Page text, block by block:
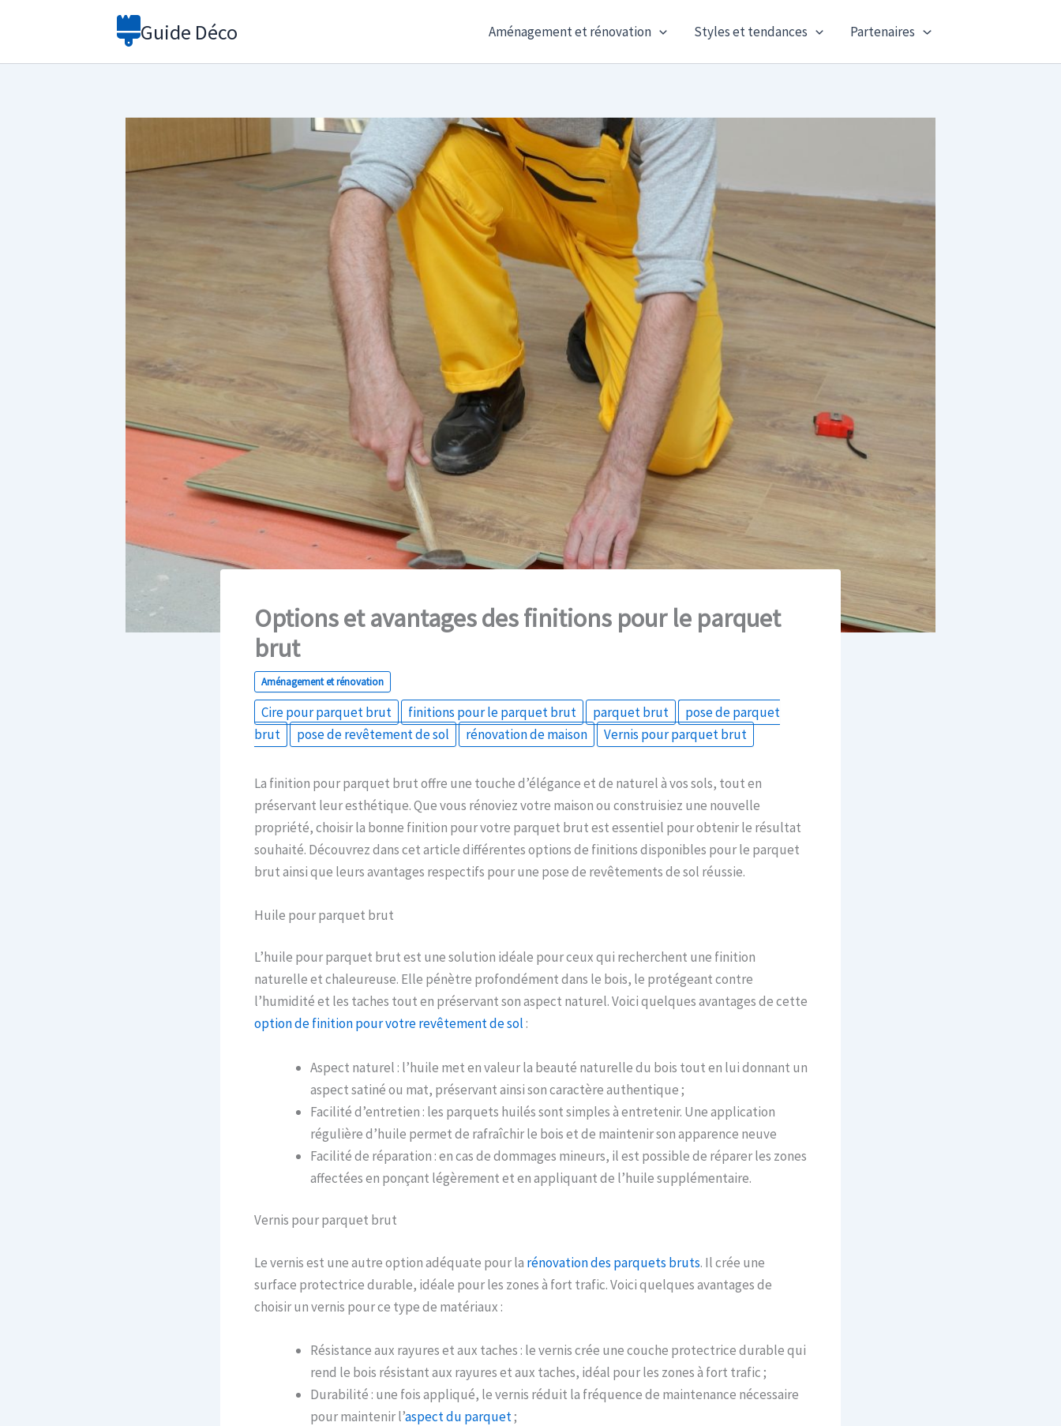
Guide Déco Aménagement et rénovation Styles et tendances Partenaires
Options et avantages des finitions pour le parquet
brut
Aménagement et rénovation
Cire pour parquet brut finitions pour le parquet brut parquet brut
pose de parquet
brut
pose de revêtement de sol rénovation de maison Vernis pour parquet brut
La finition pour parquet brut offre une touche d’élégance et de naturel à vos sols, tout en
préservant leur esthétique. Que vous rénoviez votre maison ou construisiez une nouvelle
propriété, choisir la bonne finition pour votre parquet brut est essentiel pour obtenir le résultat
souhaité. Découvrez dans cet article différentes options de finitions disponibles pour le parquet
brut ainsi que leurs avantages respectifs pour une pose de revêtements de sol réussie.
Huile pour parquet brut
L’huile pour parquet brut est une solution idéale pour ceux qui recherchent une finition
naturelle et chaleureuse. Elle pénètre profondément dans le bois, le protégeant contre
l’humidité et les taches tout en préservant son aspect naturel. Voici quelques avantages de cette
option de finitionpour votre revêtement de sol:
Aspect naturel : l’huile met en valeur la beauté naturelle du bois tout en lui donnant un
aspect satiné ou mat, préservant ainsi son caractère authentique ;
Facilité d’entretien : les parquets huilés sont simples à entretenir. Une application
régulière d’huile permet de rafraîchir le bois et de maintenir son apparence neuve
Facilité de réparation : en cas de dommages mineurs, il est possible de réparer les zones
affectées en ponçant légèrement et en appliquant de l’huile supplémentaire.
Vernis pour parquet brut
Le vernis est une autre option adéquate pour la rénovationdes parquets bruts. Il crée une
surface protectrice durable, idéale pour les zones à fort trafic. Voici quelques avantages de
choisir un vernis pour ce type de matériaux :
Résistance aux rayures et aux taches : le vernis crée une couche protectrice durable qui
rend le bois résistant aux rayures et aux taches, idéal pour les zones à fort trafic ;
Durabilité : une fois appliqué, le vernis réduit la fréquence de maintenance nécessaire
pour maintenir l’aspect du parquet;